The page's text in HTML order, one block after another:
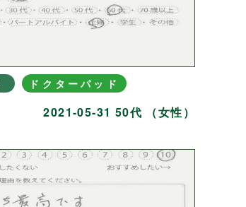
ドクターパッド
2021-05-31 50代 （女性）